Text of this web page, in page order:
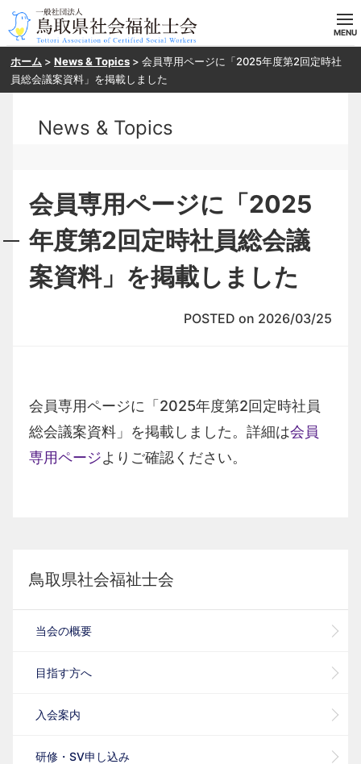
ホーム
入会案内
研修・SV申し込み
お問い合わせ
ホーム > News & Topics > 会員専用ページに「2025年度第2回定時社
員総会議案資料」を掲載しました
News & Topics
会員専用ページに「2025
年度第2回定時社員総会議
案資料」を掲載しました
POSTED on 2026/03/25
会員専用ページに「2025年度第2回定時社員
総会議案資料」を掲載しました。詳細は会員
専用ページよりご確認ください。
鳥取県社会福祉士会
当会の概要
目指す方へ
入会案内
研修・SV申し込み